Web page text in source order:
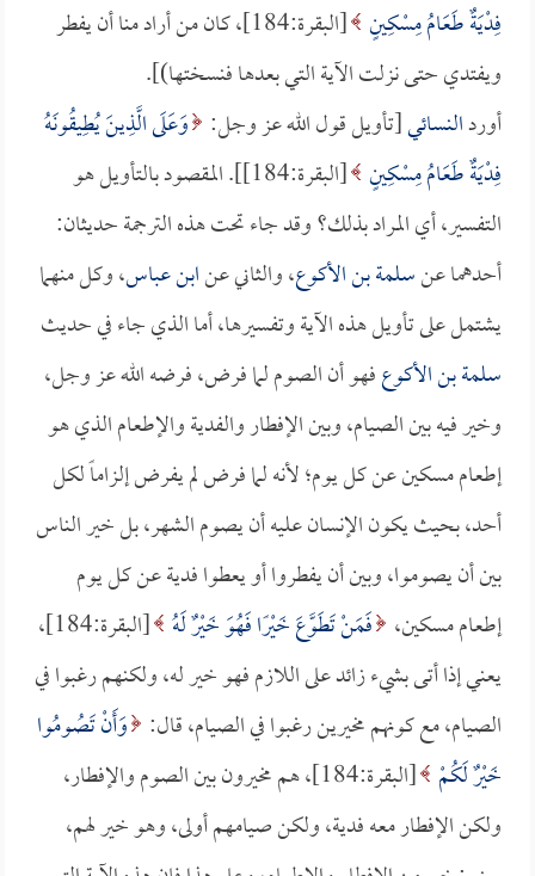
فِدْيَةٌ طَعَامُ مِسْكِينٍ
[البقرة:184]، كان من أراد منا أن يفطر
ويفتدي حتى نزلت الآية التي بعدها فنسختها)].
أوردالنسائي[تأويل قول الله عز وجل: وَعَلَى الَّذِينَ يُطِيقُونَهُ
فِدْيَةٌ طَعَامُ مِسْكِينٍ
[البقرة:184]]. المقصود بالتأويل هو
التفسير، أي المراد بذلك؟ وقد جاء تحت هذه الترجمة حديثان:
أحدهما عنسلمة بن الأكوع، والثاني عنابن عباس، وكل منهما
يشتمل على تأويل هذه الآية وتفسيرها، أما الذي جاء في حديث
سلمة بن الأكوعفهو أن الصوم لما فرض، فرضه الله عز وجل،
وخير فيه بين الصيام، وبين الإفطار والفدية والإطعام الذي هو
إطعام مسكين عن كل يوم؛ لأنه لما فرض لم يفرض إلزاماً لكل
أحد، بحيث يكون الإنسان عليه أن يصوم الشهر، بل خير الناس
بين أن يصوموا، وبين أن يفطروا أو يعطوا فدية عن كل يوم
إطعام مسكين، فَمَنْ تَطَوَّعَ خَيْرًا فَهُوَ خَيْرٌ لَهُ
[البقرة:184]،
يعني إذا أتى بشيء زائد على اللازم فهو خير له، ولكنهم رغبوا في
الصيام، مع كونهم مخيرين رغبوا في الصيام، قال: وَأَنْ تَصُومُوا
خَيْرٌ لَكُمْ
[البقرة:184]، هم مخيرون بين الصوم والإفطار،
ولكن الإفطار معه فدية، ولكن صيامهم أولى، وهو خير لهم،